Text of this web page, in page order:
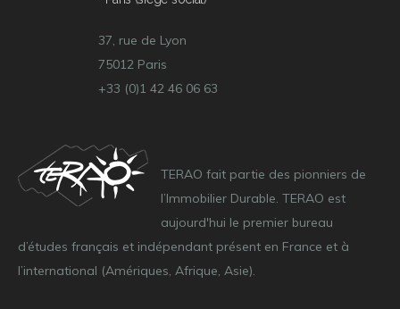
37, rue de Lyon
75012 Paris
+33 (0)1 42 46 06 63
TERAO fait partie des pionniers de
l’Immobilier Durable. TERAO est
aujourd'hui le premier bureau
d’études français et indépendant présent en France et à
l’international (Amériques, Afrique, Asie).